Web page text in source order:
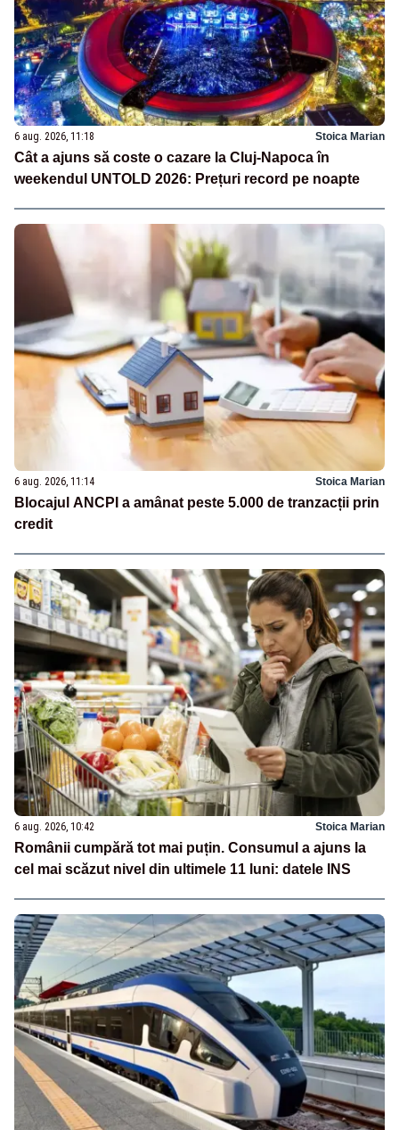
6 aug. 2026, 11:18 Stoica Marian
Cât a ajuns să coste o cazare la Cluj-Napoca în
weekendul UNTOLD 2026: Prețuri record pe noapte
6 aug. 2026, 11:14 Stoica Marian
Blocajul ANCPI a amânat peste 5.000 de tranzacții prin
credit
6 aug. 2026, 10:42 Stoica Marian
Românii cumpără tot mai puțin. Consumul a ajuns la
cel mai scăzut nivel din ultimele 11 luni: datele INS